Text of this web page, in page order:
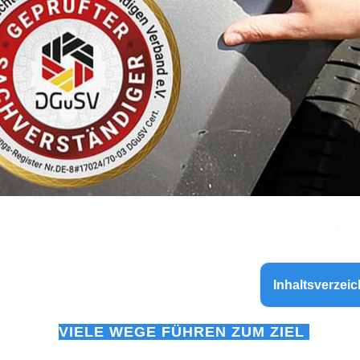
VIELE WEGE FÜHREN ZUM ZIEL